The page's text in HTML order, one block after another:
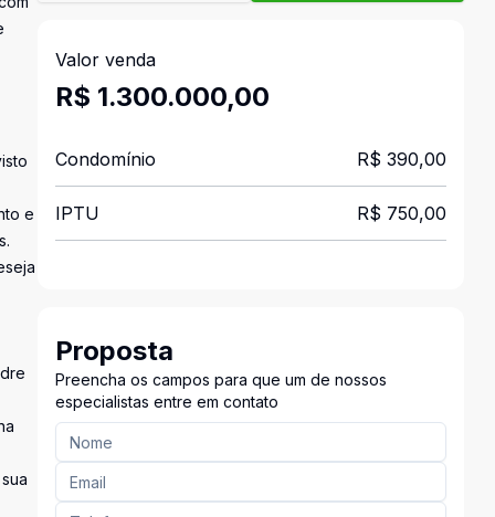
e
Valor venda
R$ 1.300.000,00
Condomínio R$ 390,00
IPTU R$ 750,00
Proposta
Preencha os campos para que um de nossos
especialistas entre em contato